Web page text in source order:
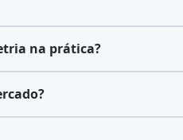
na prática?
interpretação de prescrições